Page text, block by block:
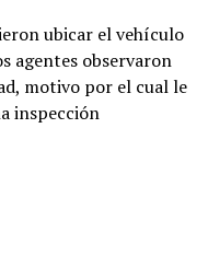
ubicar el vehículo
agentes observaron
motivo por el cual le
inspección